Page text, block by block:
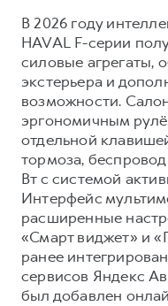
В 2026 году
HAVAL F-серии
силовые агрегаты,
экстерьера и
возможности.
эргономичным
отдельной
тормоза,
Вт с системой
Интерфейс
расширенные
«Смарт виджет» и
ранее
сервисов Яндекс
был добавлен